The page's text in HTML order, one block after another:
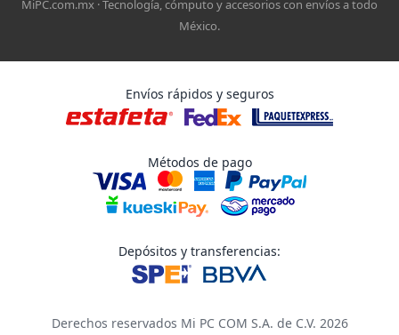
MiPC.com.mx · Tecnología, cómputo y accesorios con envíos a todo
México.
Envíos rápidos y seguros
Métodos de pago
Depósitos y transferencias:
Derechos reservados Mi PC COM S.A. de C.V. 2026